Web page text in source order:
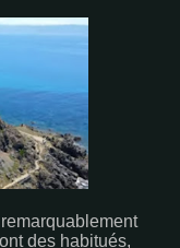
des habitués,